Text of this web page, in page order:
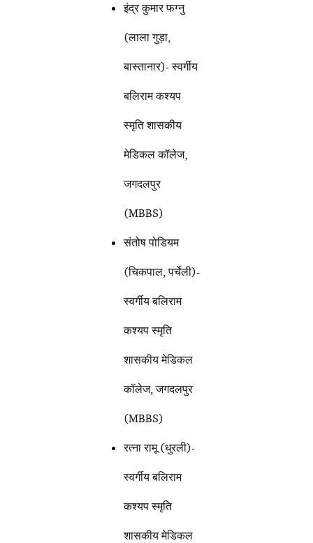
इंद्र कुमार फग्नु
(लाला गुड़ा,
बास्तानार)- स्वर्गीय
बलिराम कश्यप
स्मृति शासकीय
मेडिकल कॉलेज,
जगदलपुर
(MBBS)
संतोष पोडियम
(चिकपाल, पर्चेली)-
स्वर्गीय बलिराम
कश्यप स्मृति
शासकीय मेडिकल
कॉलेज, जगदलपुर
(MBBS)
रत्ना रामू (धुरली)-
स्वर्गीय बलिराम
कश्यप स्मृति
शासकीय मेडिकल